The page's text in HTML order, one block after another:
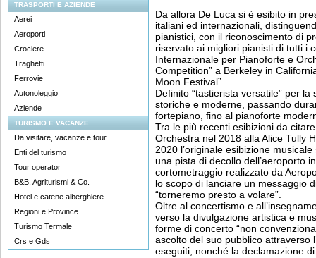
TRASPORTI E AZIENDE
Aerei
Aeroporti
Crociere
Traghetti
Ferrovie
Autonoleggio
Aziende
TURISMO E VACANZE
Da visitare, vacanze e tour
Enti del turismo
Tour operator
B&B, Agriturismi & Co.
Hotel e catene alberghiere
Regioni e Province
Turismo Termale
Crs e Gds
Da allora De Luca si è esibito in
italiani ed internazionali,
pianistici, con il riconoscimento di
riservato ai migliori pianisti di tutti i
Internazionale per Pianoforte e
Competition” a Berkeley in
Moon Festival”.
Definito “tastierista versatile” per
storiche e moderne, passando
fortepiano, fino al pianoforte
Tra le più recenti esibizioni da
Orchestra nel 2018 alla Alice Tully
2020 l’originale esibizione
una pista di decollo dell’aeroporto
cortometraggio realizzato da
lo scopo di lanciare un messaggio
“torneremo presto a volare”.
Oltre al concertismo e
verso la divulgazione artistica e
forme di concerto “non
ascolto del suo pubblico attraverso
eseguiti, nonché la declamazione